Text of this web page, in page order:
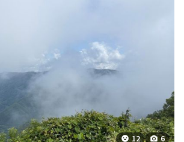
り、流れを聞きながら気持ちよく 登ってい
了する、そこからもひたすら上がっていく、
に登りなので結構 疲れる。 山頂付近になる
ってくる、なぜか 山頂付近は 刈払いされ
に到着したが やはり 雨のせいで何も見え
頂の看板を持って 撮影。 帰りにペットボト
応 ゴミとして回収、山を綺麗にして終わり
12
6